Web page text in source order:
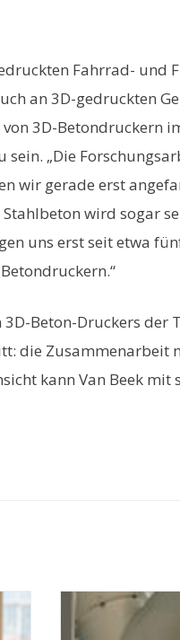
Fahrrad- und
an 3D-gedruckten
3D-Betondruckern
„Die
wir gerade erst
wird sogar
uns erst seit etwa
3D-Beton-Druckers der
die Zusammenarbeit
kann Van Beek mit